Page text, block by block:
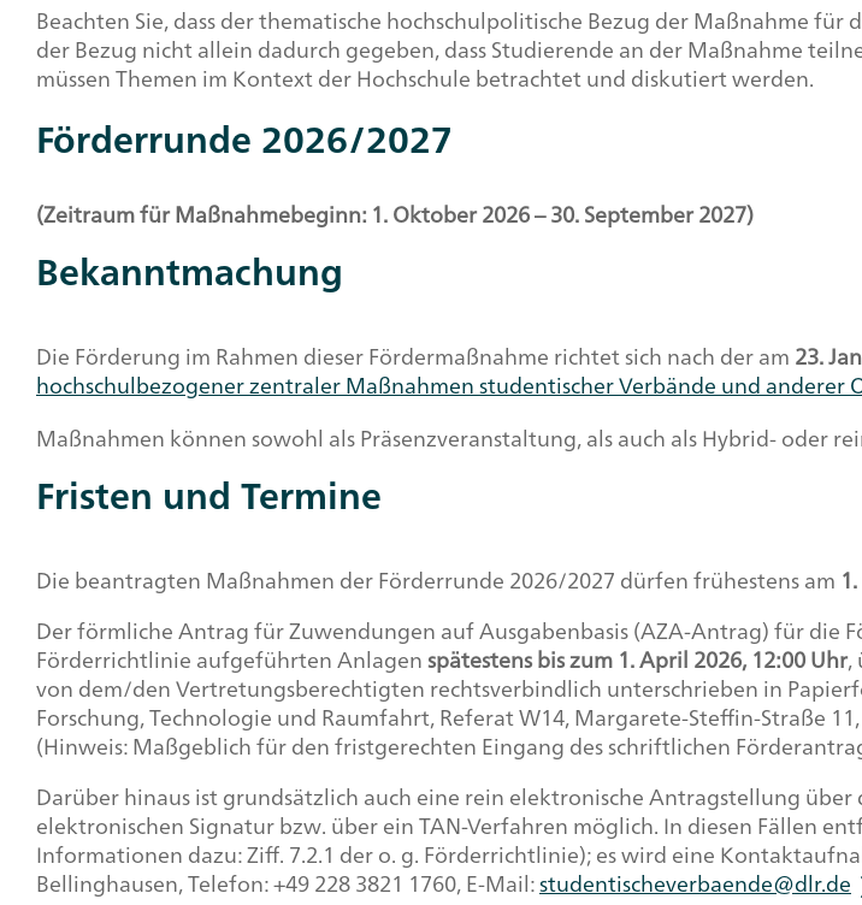
Beachten Sie, dass der thematische hochschulpolitische Bezug der Maßnahme
der Bezug nicht allein dadurch gegeben, dass Studierende an der Maßnahme
müssen Themen im Kontext der Hochschule betrachtet und diskutiert werden.
Förderrunde 2026/2027
(Zeitraum für Maßnahmebeginn: 1. Oktober 2026 – 30. September 2027)
Bekanntmachung
Die Förderung im Rahmen dieser Fördermaßnahme richtet sich nach der am23.
hochschulbezogener zentraler Maßnahmen studentischer Verbände und anderer
Maßnahmen können sowohl als Präsenzveranstaltung, als auch als Hybrid- oder
Fristen und Termine
Die beantragten Maßnahmen der Förderrunde 2026/2027 dürfen frühestens am
Der förmliche Antrag für Zuwendungen auf Ausgabenbasis (AZA-Antrag) für die
Förderrichtlinie aufgeführten Anlagenspätestens bis zum 1. April 2026, 12:00 Uhr,
von dem/den Vertretungsberechtigten rechtsverbindlich unterschrieben in
Forschung, Technologie und Raumfahrt, Referat W14, Margarete-Steffin-Straße
(Hinweis: Maßgeblich für den fristgerechten Eingang des schriftlichen
Darüber hinaus ist grundsätzlich auch eine rein elektronische Antragstellung
elektronischen Signatur bzw. über ein TAN-Verfahren möglich. In diesen Fällen
Informationen dazu: Ziff. 7.2.1 der o. g. Förderrichtlinie); es wird eine
Bellinghausen, Telefon: +49 228 3821 1760, E-Mail:studentischeverbaende@dlr.de